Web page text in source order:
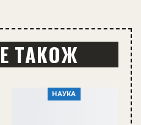
ТАКОЖ
НАУКА